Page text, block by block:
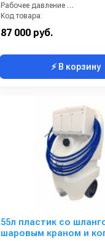
Рабочее давление (бар):
Код товара:
87 000 руб.
⚡ В корзину
55л пластик со
шаровым краном и